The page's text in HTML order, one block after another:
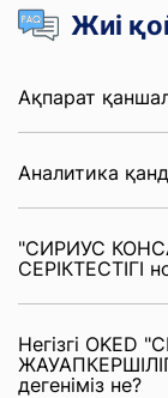
Жиі
Ақпарат
Аналитика
"СИРИУС
СЕРІКТЕСТІГІ
Негізгі
дегеніміз не?